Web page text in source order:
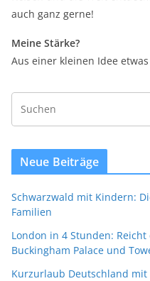
auch ganz gerne!
Meine Stärke?
Aus einer kleinen Idee
Neue Beiträge
Schwarzwald mit Kindern:
Familien
London in 4 Stunden:
Buckingham Palace und
Kurzurlaub Deutschland